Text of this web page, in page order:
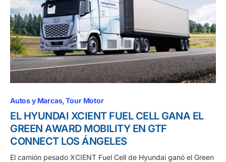
Autos y Marcas Tour Motor
EL HYUNDAI XCIENT FUEL CELL GANA EL
GREEN AWARD MOBILITY EN GTF
CONNECT LOS ÁNGELES
El camión pesado XCIENT Fuel Cell de Hyundai ganó el Green